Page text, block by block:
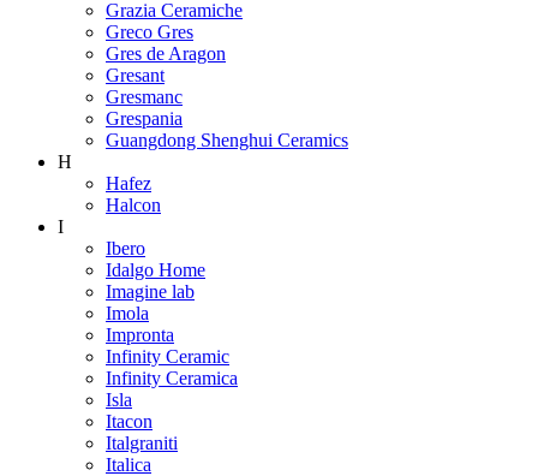
Grazia Ceramiche
Greco Gres
Gres de Aragon
Gresant
Gresmanc
Grespania
Guangdong Shenghui Ceramics
H
Hafez
Halcon
I
Ibero
Idalgo Home
Imagine lab
Imola
Impronta
Infinity Ceramic
Infinity Ceramica
Isla
Itacon
Italgraniti
Italica